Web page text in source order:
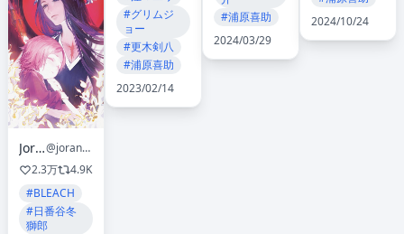
Joranz
@joranz1204
2.3万
4.9K
#BLEACH
#日番谷冬
獅郎
#グリムジ
ョー
#更木剣八
#浦原喜助
2023/02/14
#浦原喜助
2024/03/29
2024/10/24